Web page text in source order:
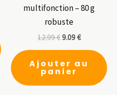
produit
plusieurs
multifonction – 80 g
robuste
12.99€9.09€
Ajouter au
panier